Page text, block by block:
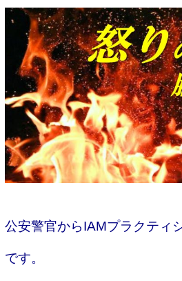
公安警官からIAMプラクティ
です。